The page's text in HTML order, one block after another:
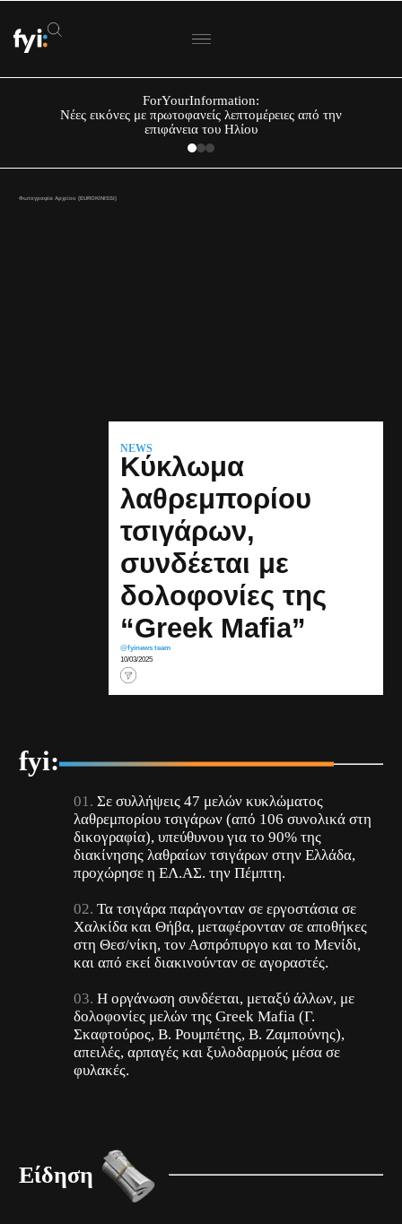
ForYourInformation:
Νέες εικόνες με πρωτοφανείς λεπτομέρειες από την
επιφάνεια του Ηλίου
Φωτογραφία Αρχείου (EUROKINISSI)
NEWS
Κύκλωμα
λαθρεμπορίου
τσιγάρων,
συνδέεται με
δολοφονίες της
“Greek Mafia”
@fyinews team
10/03/2025
fyi:
Σε συλλήψεις 47 μελών κυκλώματος
λαθρεμπορίου τσιγάρων (από 106 συνολικά στη
δικογραφία), υπεύθυνου για το 90% της
διακίνησης λαθραίων τσιγάρων στην Ελλάδα,
προχώρησε η ΕΛ.ΑΣ. την Πέμπτη.
Τα τσιγάρα παράγονταν σε εργοστάσια σε
Χαλκίδα και Θήβα, μεταφέρονταν σε αποθήκες
στη Θεσ/νίκη, τον Ασπρόπυργο και το Μενίδι,
και από εκεί διακινούνταν σε αγοραστές.
Η οργάνωση συνδέεται, μεταξύ άλλων, με
δολοφονίες μελών της Greek Mafia (Γ.
Σκαφτούρος, Β. Ρουμπέτης, Β. Ζαμπούνης),
απειλές, αρπαγές και ξυλοδαρμούς μέσα σε
φυλακές.
Είδηση